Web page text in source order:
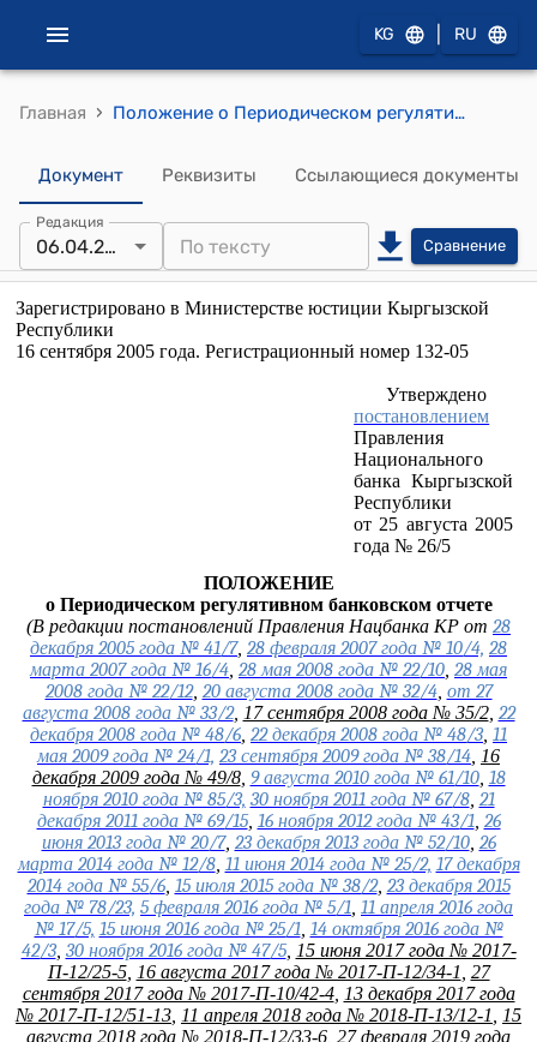
KG RU
Главная › Положение о Периодическом регулятивном банковском отчете (утверждено постановлением Правления Национального банка Кыргызской Республики от 25 августа 2005 года № 26/5)
Документ Реквизиты Ссылающиеся документы
Редакция
06.04.2022 Сравнение